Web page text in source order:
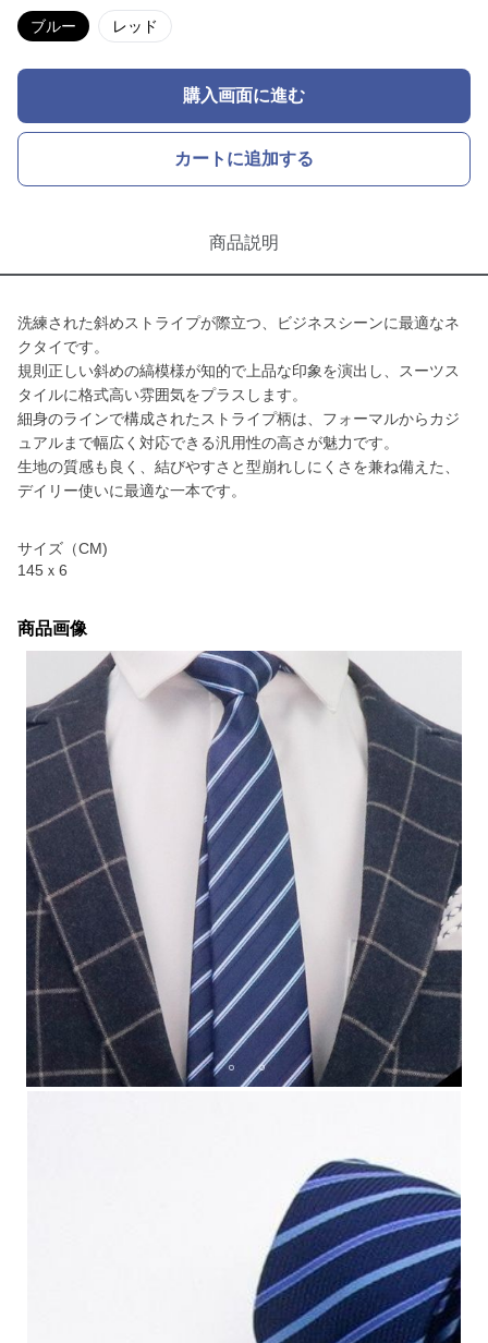
ブルー レッド
購入画面に進む
カートに追加する
商品説明
洗練された斜めストライプが際立つ、ビジネスシーンに最適なネ
クタイです。
規則正しい斜めの縞模様が知的で上品な印象を演出し、スーツス
タイルに格式高い雰囲気をプラスします。
細身のラインで構成されたストライプ柄は、フォーマルからカジ
ュアルまで幅広く対応できる汎用性の高さが魅力です。
生地の質感も良く、結びやすさと型崩れしにくさを兼ね備えた、
デイリー使いに最適な一本です。
サイズ（CM)
145ｘ6
商品画像